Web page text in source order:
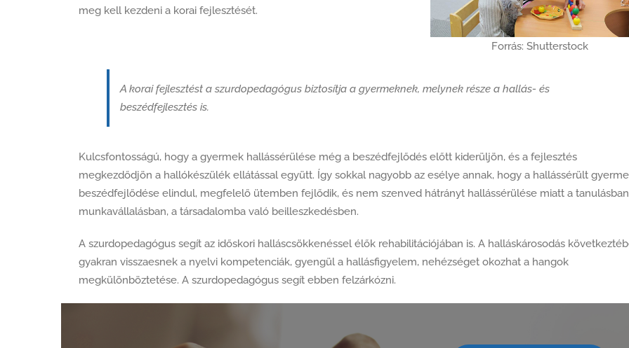
meg kell kezdeni a korai fejlesztését.
Forrás: Shutterstock
A korai fejlesztést a szurdopedagógus biztosítja a gyermeknek, melynek része a hallás- és
beszédfejlesztés is.
Kulcsfontosságú, hogy a gyermek hallássérülése még a beszédfejlődés előtt kiderüljön, és a fejlesztés
megkezdődjön a hallókészülék ellátással együtt. Így sokkal nagyobb az esélye annak, hogy a hallássérült
beszédfejlődése elindul, megfelelő ütemben fejlődik, és nem szenved hátrányt hallássérülése miatt a
munkavállalásban, a társadalomba való beilleszkedésben.
A szurdopedagógus segít az időskori halláscsökkenéssel élők rehabilitációjában is. A halláskárosodás
gyakran visszaesnek a nyelvi kompetenciák, gyengül a hallásfigyelem, nehézséget okozhat a hangok
megkülönböztetése. A szurdopedagógus segít ebben felzárkózni.